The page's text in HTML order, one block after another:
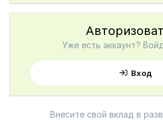
Уже есть аккаунт?
Вход
Внесите свой вклад в